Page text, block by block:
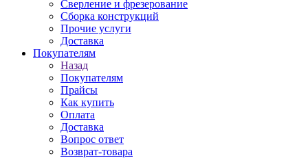
Сверление и фрезерование
Сборка конструкций
Прочие услуги
Доставка
Покупателям
Назад
Покупателям
Прайсы
Как купить
Оплата
Доставка
Вопрос ответ
Возврат-товара